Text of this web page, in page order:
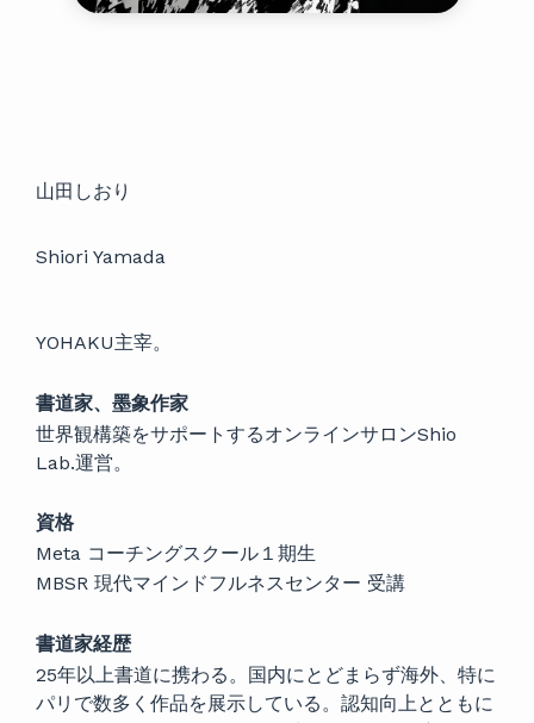
山田しおり
Shiori Yamada
YOHAKU主宰。
書道家、墨象作家
世界観構築をサポートするオンラインサロンShio
Lab.運営。
資格
Meta コーチングスクール１期生
MBSR 現代マインドフルネスセンター 受講
書道家経歴
25年以上書道に携わる。国内にとどまらず海外、特に
パリで数多く作品を展示している。認知向上とともに